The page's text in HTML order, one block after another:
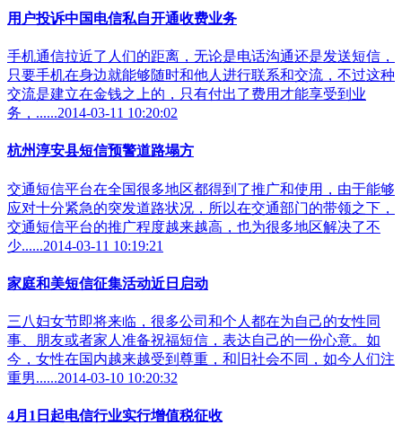
用户投诉中国电信私自开通收费业务
手机通信拉近了人们的距离，无论是电话沟通还是发送短信，
只要手机在身边就能够随时和他人进行联系和交流，不过这种
交流是建立在金钱之上的，只有付出了费用才能享受到业
务，......2014-03-11 10:20:02
杭州淳安县短信预警道路塌方
交通短信平台在全国很多地区都得到了推广和使用，由于能够
应对十分紧急的突发道路状况，所以在交通部门的带领之下，
交通短信平台的推广程度越来越高，也为很多地区解决了不
少......2014-03-11 10:19:21
家庭和美短信征集活动近日启动
三八妇女节即将来临，很多公司和个人都在为自己的女性同
事、朋友或者家人准备祝福短信，表达自己的一份心意。如
今，女性在国内越来越受到尊重，和旧社会不同，如今人们注
重男......2014-03-10 10:20:32
4月1日起电信行业实行增值税征收